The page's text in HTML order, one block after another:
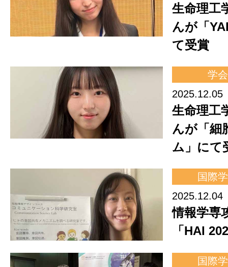
生命理工
んが「
て受賞
学会
2025.12.05
生命理工
んが「細
ム」にて
国際
2025.12.04
情報学専
「HAI
国際